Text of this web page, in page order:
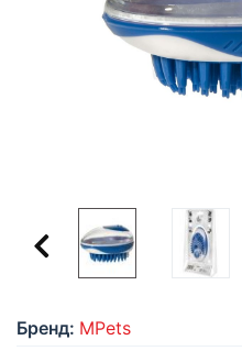
Бренд: MPets